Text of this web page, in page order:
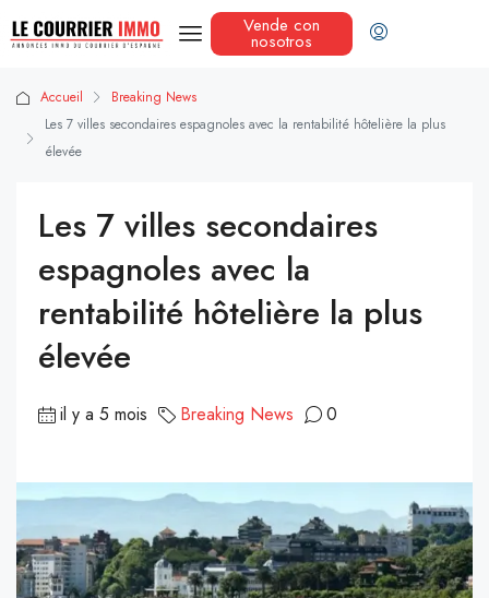
Vende con
nosotros
Accueil
Breaking News
Les 7 villes secondaires espagnoles avec la rentabilité hôtelière la plus
élevée
Les 7 villes secondaires
espagnoles avec la
rentabilité hôtelière la plus
élevée
il y a 5 mois Breaking News 0